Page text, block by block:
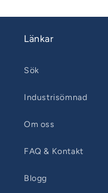
Länkar
Sök
Industrisömnad
Om oss
FAQ & Kontakt
Blogg